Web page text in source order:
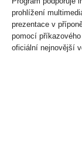
prohlížení
prezentace v
pomocí
oficiální nejnovější